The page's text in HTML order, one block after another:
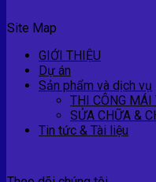
Site Map
GIỚI THIỆU
Dự án
Sản phẩm và dịch vụ
THI CÔNG MÁI
SỬA CHỮA &
Tin tức & Tài liệu